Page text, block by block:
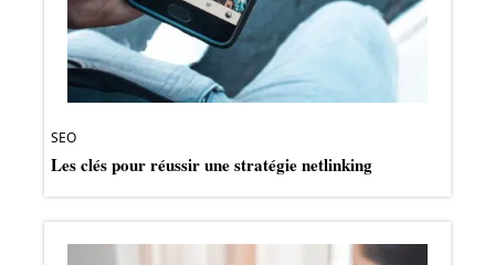
SEO
Les clés pour réussir une stratégie netlinking